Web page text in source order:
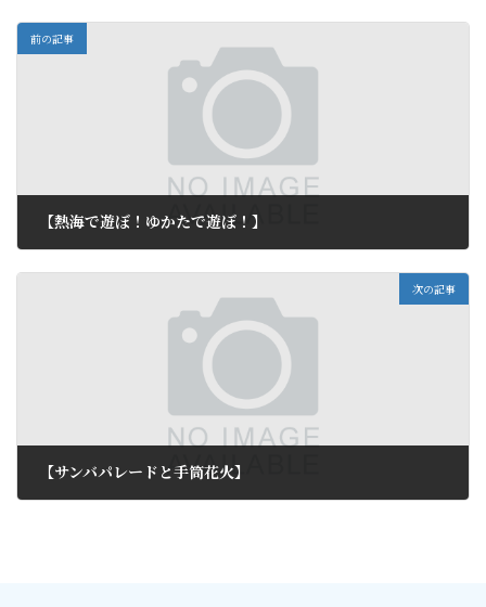
前の記事
【熱海で遊ぼ！ゆかたで遊ぼ！】
次の記事
【サンバパレードと手筒花火】